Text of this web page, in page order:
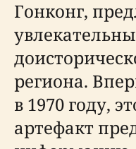
Гонконг,
региона.
в 1970 году,
артефакт